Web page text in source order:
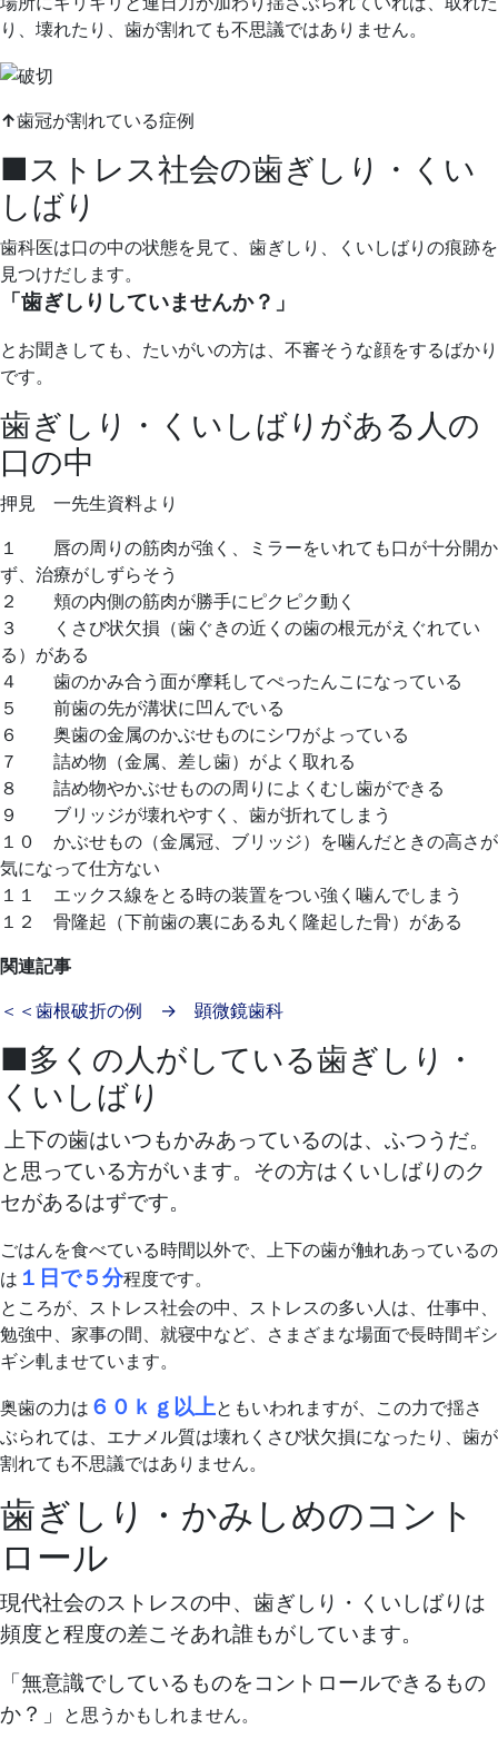
り、壊れたり、歯が割れても不思議ではありません。
↑歯冠が割れている症例
■ストレス社会の歯ぎしり・くい
しばり
歯科医は口の中の状態を見て、歯ぎしり、くいしばりの痕跡を
見つけだします。
「歯ぎしりしていませんか？」
とお聞きしても、たいがいの方は、不審そうな顔をするばかり
です。
歯ぎしり・くいしばりがある人の
口の中
押見 一先生資料より
１ 唇の周りの筋肉が強く、ミラーをいれても口が十分開か
ず、治療がしずらそう
２ 頬の内側の筋肉が勝手にピクピク動く
３ くさび状欠損（歯ぐきの近くの歯の根元がえぐれてい
る）がある
４ 歯のかみ合う面が摩耗してぺったんこになっている
５ 前歯の先が溝状に凹んでいる
６ 奥歯の金属のかぶせものにシワがよっている
７ 詰め物（金属、差し歯）がよく取れる
８ 詰め物やかぶせものの周りによくむし歯ができる
９ ブリッジが壊れやすく、歯が折れてしまう
１０ かぶせもの（金属冠、ブリッジ）を噛んだときの高さが
気になって仕方ない
１１ エックス線をとる時の装置をつい強く噛んでしまう
１２ 骨隆起（下前歯の裏にある丸く隆起した骨）がある
関連記事
＜＜歯根破折の例 → 顕微鏡歯科
■多くの人がしている歯ぎしり・
くいしばり
上下の歯はいつもかみあっているのは、ふつうだ。
と思っている方がいます。その方はくいしばりのク
セがあるはずです。
ごはんを食べている時間以外で、上下の歯が触れあっているの
は １日で５分程度です。
ところが、ストレス社会の中、ストレスの多い人は、仕事中、
勉強中、家事の間、就寝中など、さまざまな場面で長時間ギシ
ギシ軋ませています。
奥歯の力は ６０ｋｇ以上ともいわれますが、この力で揺さ
ぶられては、エナメル質は壊れくさび状欠損になったり、歯が
割れても不思議ではありません。
歯ぎしり・かみしめのコント
ロール
現代社会のストレスの中、歯ぎしり・くいしばりは
頻度と程度の差こそあれ誰もがしています。
「無意識でしているものをコントロールできるもの
か？」
と思うかもしれません。